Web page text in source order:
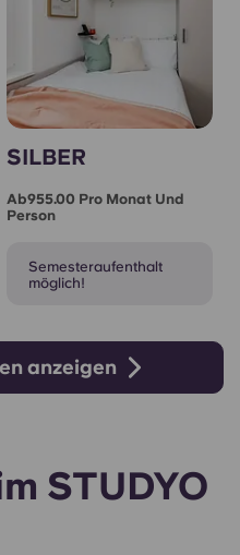
SILBER
Ab955.00 Pro Monat Und
Person
Semesteraufenthalt
möglich!
anzeigen
STUDYO